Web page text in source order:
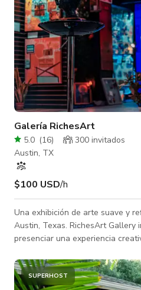
Galería RichesArt
5.0 (16)
300 invitados
Austin, TX
$100 USD/h
Una exhibición de arte suave y
Austin, Texas. RichesArt Gallery
presenciar una experiencia
seleccionados, clases
dibujo de figuras, eventos
SUPERHOST